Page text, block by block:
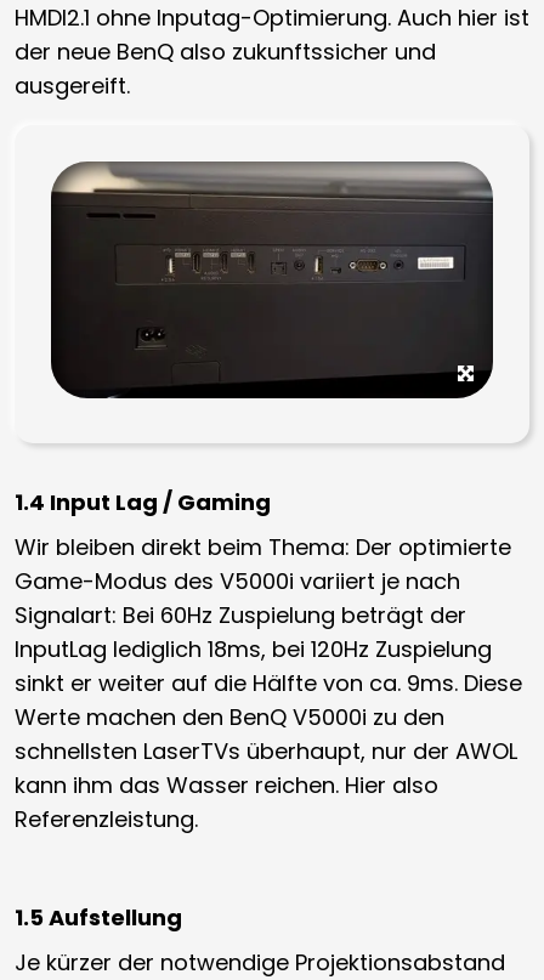
HMDI2.1 ohne Inputag-Optimierung. Auch hier ist
der neue BenQ also zukunftssicher und
ausgereift.
1.4 Input Lag / Gaming
Wir bleiben direkt beim Thema: Der optimierte
Game-Modus des V5000i variiert je nach
Signalart: Bei 60Hz Zuspielung beträgt der
InputLag lediglich 18ms, bei 120Hz Zuspielung
sinkt er weiter auf die Hälfte von ca. 9ms. Diese
Werte machen den BenQ V5000i zu den
schnellsten LaserTVs überhaupt, nur der AWOL
kann ihm das Wasser reichen. Hier also
Referenzleistung.
1.5 Aufstellung
Je kürzer der notwendige Projektionsabstand